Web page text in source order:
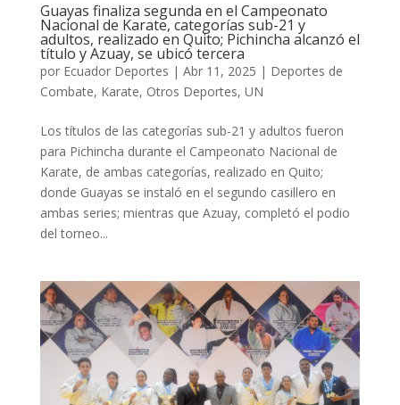
Guayas finaliza segunda en el Campeonato
Nacional de Karate, categorías sub-21 y
adultos, realizado en Quito; Pichincha alcanzó el
título y Azuay, se ubicó tercera
por Ecuador Deportes | Abr 11, 2025 | Deportes de
Combate, Karate, Otros Deportes, UN
Los títulos de las categorías sub-21 y adultos fueron
para Pichincha durante el Campeonato Nacional de
Karate, de ambas categorías, realizado en Quito;
donde Guayas se instaló en el segundo casillero en
ambas series; mientras que Azuay, completó el podio
del torneo...